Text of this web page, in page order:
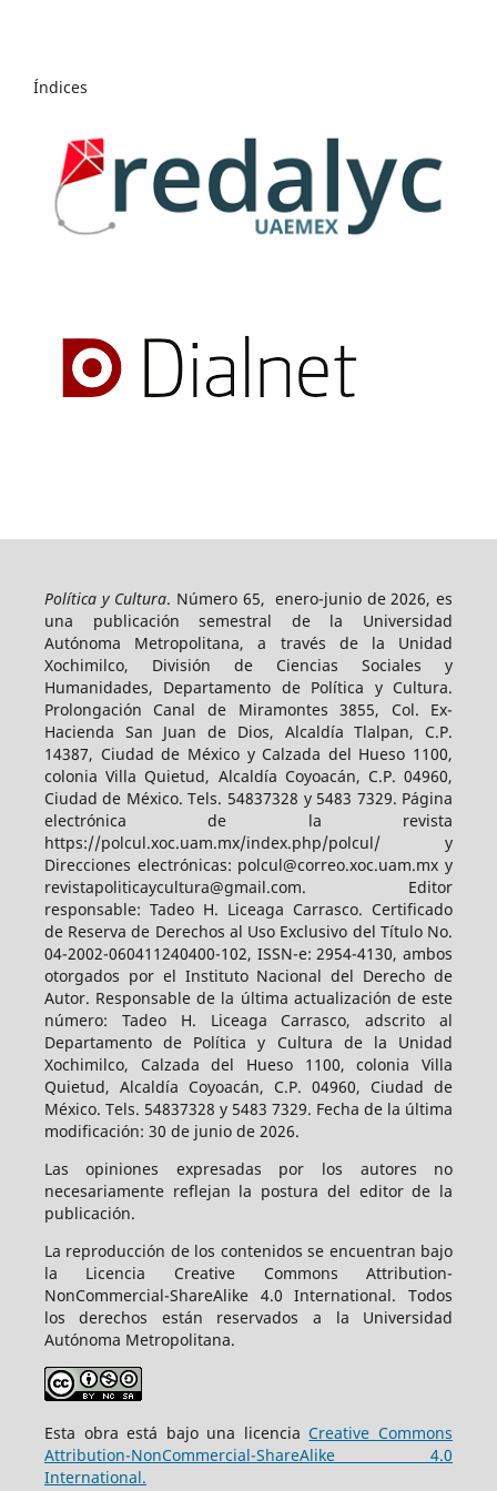
Índices
Política y Cultura. Número 65, enero-junio de 2026, es
una publicación semestral de la Universidad
Autónoma Metropolitana, a través de la Unidad
Xochimilco, División de Ciencias Sociales y
Humanidades, Departamento de Política y Cultura.
Prolongación Canal de Miramontes 3855, Col. Ex-
Hacienda San Juan de Dios, Alcaldía Tlalpan, C.P.
14387, Ciudad de México y Calzada del Hueso 1100,
colonia Villa Quietud, Alcaldía Coyoacán, C.P. 04960,
Ciudad de México. Tels. 54837328 y 5483 7329. Página
electrónica de la revista
https://polcul.xoc.uam.mx/index.php/polcul/ y
Direcciones electrónicas: polcul@correo.xoc.uam.mx y
revistapoliticaycultura@gmail.com. Editor
responsable: Tadeo H. Liceaga Carrasco. Certificado
de Reserva de Derechos al Uso Exclusivo del Título No.
04-2002-060411240400-102, ISSN-e: 2954-4130, ambos
otorgados por el Instituto Nacional del Derecho de
Autor. Responsable de la última actualización de este
número: Tadeo H. Liceaga Carrasco, adscrito al
Departamento de Política y Cultura de la Unidad
Xochimilco, Calzada del Hueso 1100, colonia Villa
Quietud, Alcaldía Coyoacán, C.P. 04960, Ciudad de
México. Tels. 54837328 y 5483 7329. Fecha de la última
modificación: 30 de junio de 2026.
Las opiniones expresadas por los autores no
necesariamente reflejan la postura del editor de la
publicación.
La reproducción de los contenidos se encuentran bajo
la Licencia Creative Commons Attribution-
NonCommercial-ShareAlike 4.0 International. Todos
los derechos están reservados a la Universidad
Autónoma Metropolitana.
Esta obra está bajo una licenciaCreative Commons
Attribution-NonCommercial-ShareAlike 4.0
International.